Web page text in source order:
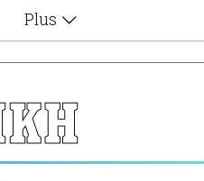
Plus
Αφιερώματα
Ζώδια